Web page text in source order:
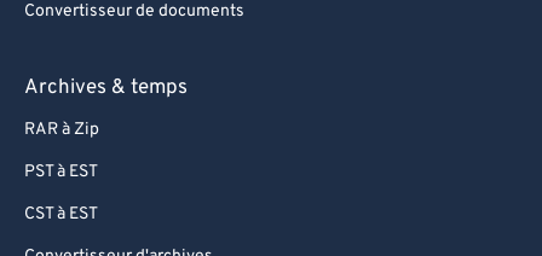
Convertisseur de documents
Archives & temps
RAR à Zip
PST à EST
CST à EST